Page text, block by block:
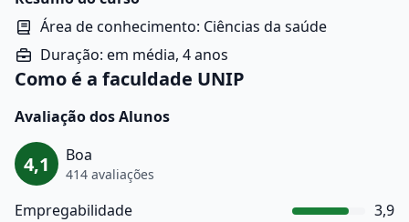
hidratação, além da relação entre dieta, estilo de vida
e prevenção de doenças.
Área de conhecimento: Ciências da saúde
Duração: em média, 4 anos
Como é a faculdade UNIP
Avaliação dos Alunos
4,1 Boa
414 avaliações
Empregabilidade
3,9